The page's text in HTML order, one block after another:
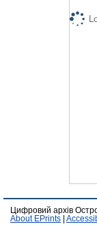
Цифровий архів
About EPrints